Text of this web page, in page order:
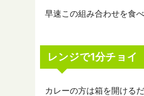
早速この組み合わせを食
レンジで1分チョイ
カレーの方は箱を開ける